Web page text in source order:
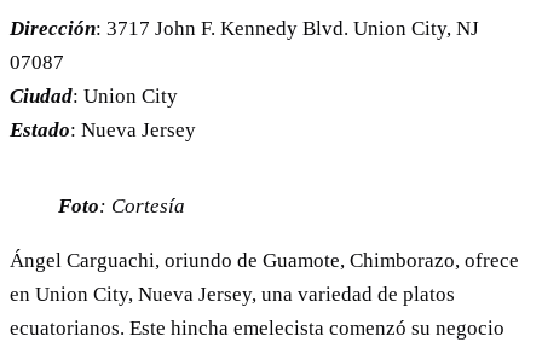
Dirección: 3717 John F. Kennedy Blvd. Union City, NJ
07087
Ciudad: Union City
Estado: Nueva Jersey
Foto: Cortesía
Ángel Carguachi, oriundo de Guamote, Chimborazo, ofrece
en Union City, Nueva Jersey, una variedad de platos
ecuatorianos. Este hincha emelecista comenzó su negocio